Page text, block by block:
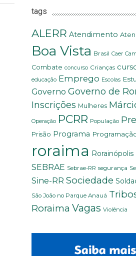
tags
ALERR Atendimento
Boa Vista Brasil Caer
Combate concurso Crianças
educação Emprego Escolas
Governo Governo de
Inscrições Mulheres
Operação PCRR População
Prisão Programa
roraima Rorainópolis
SEBRAE Sebrae-RR segurança
Sine-RR Sociedade
São João no Parque Anauá
Roraima Vagas Violência